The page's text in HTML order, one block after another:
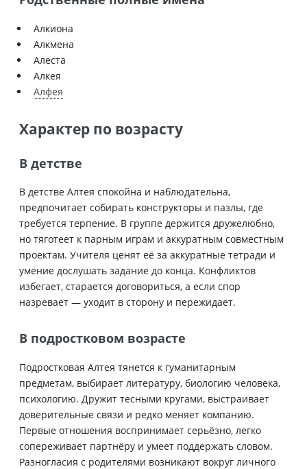
Алкиона
Алкмена
Алеста
Алкея
Алфея
Характер по возрасту
В детстве
В детстве Алтея спокойна и наблюдательна,
предпочитает собирать конструкторы и пазлы, где
требуется терпение. В группе держится дружелюбно,
но тяготеет к парным играм и аккуратным совместным
проектам. Учителя ценят её за аккуратные тетради и
умение дослушать задание до конца. Конфликтов
избегает, старается договориться, а если спор
назревает — уходит в сторону и пережидает.
В подростковом возрасте
Подростковая Алтея тянется к гуманитарным
предметам, выбирает литературу, биологию человека,
психологию. Дружит тесными кругами, выстраивает
доверительные связи и редко меняет компанию.
Первые отношения воспринимает серьёзно, легко
сопереживает партнёру и умеет поддержать словом.
Разногласия с родителями возникают вокруг личного